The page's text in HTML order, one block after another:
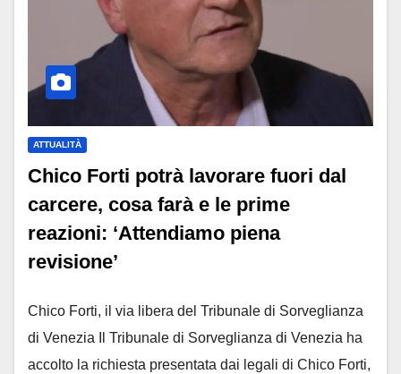
ATTUALITÀ
Chico Forti potrà lavorare fuori dal
carcere, cosa farà e le prime
reazioni: ‘Attendiamo piena
revisione’
Chico Forti, il via libera del Tribunale di Sorveglianza
di Venezia Il Tribunale di Sorveglianza di Venezia ha
accolto la richiesta presentata dai legali di Chico Forti,